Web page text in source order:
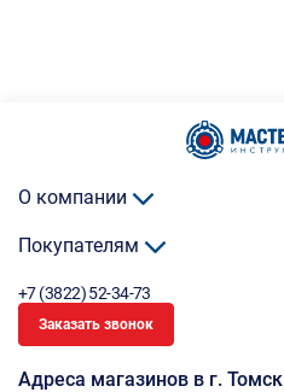
О компании
Покупателям
+7 (3822) 52-34-73
Заказать звонок
Адреса магазинов в г. Томск